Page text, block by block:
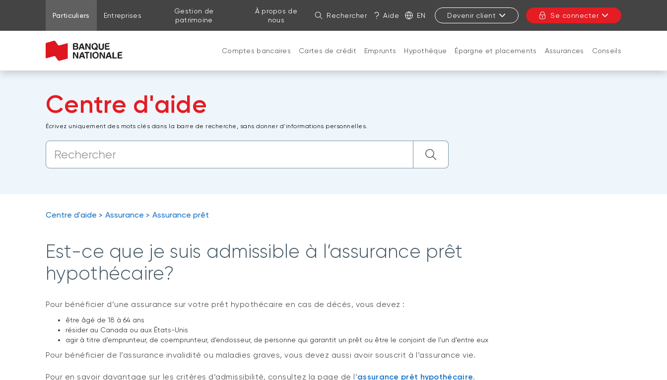
Aller au contenu de la page
Aller au menu principal
Me connecter à mon compte
Particuliers Entreprises
Gestion de
patrimoine
À propos de
nous
Rechercher Aide EN Devenir client Se connecter
Comptes bancaires Cartes de crédit Emprunts Hypothèque Épargne et placements Assurances Conseils
Centre d'aide
Écrivez uniquement des mots clés dans la barre de recherche, sans donner d'informations personnelles.
Centre d'aide Assurance Assurance prêt
Est-ce que je suis admissible à l’assurance prêt
hypothécaire?
Pour bénéficier d’une assurance sur votre prêt hypothécaire en cas de décès, vous devez :
être âgé de 18 à 64 ans
résider au Canada ou aux États-Unis
agir à titre d’emprunteur, de coemprunteur, d’endosseur, de personne qui garantit un prêt ou être le conjoint de l’un d’entre eux
Pour bénéficier de l’assurance invalidité ou maladies graves, vous devez aussi avoir souscrit à l’assurance vie.
Pour en savoir davantage sur les critères d’admissibilité, consultez la page de l’assurance prêt hypothécaire.